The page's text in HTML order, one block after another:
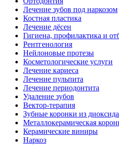
Лечение зубов под наркозом
Костная пластика
Лечение дёсен
Гигиена, профилактика и
Рентгенология
Нейлоновые протезы
Косметологические услуги
Лечение кариеса
Лечение пульпита
Лечение периодонтита
Удаление зубов
Вектор-терапия
Зубные коронки из
Металлокерамическая
Керамические виниры
Наркоз